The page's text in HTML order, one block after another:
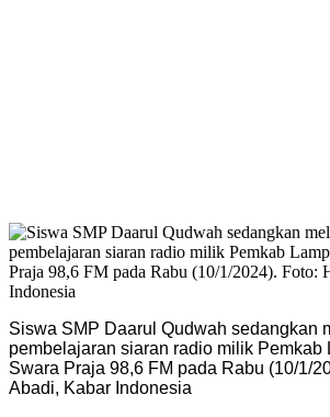
Siswa SMP Daarul Qudwah sedangkan
pembelajaran siaran radio milik Pemkab
Swara Praja 98,6 FM pada Rabu (10/1/
Abadi, Kabar Indonesia